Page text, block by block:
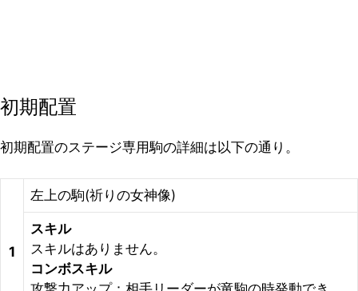
初期配置
初期配置のステージ専用駒の詳細は以下の通り。
1
左上の駒(祈りの女神像)
スキル
スキルはありません。
コンボスキル